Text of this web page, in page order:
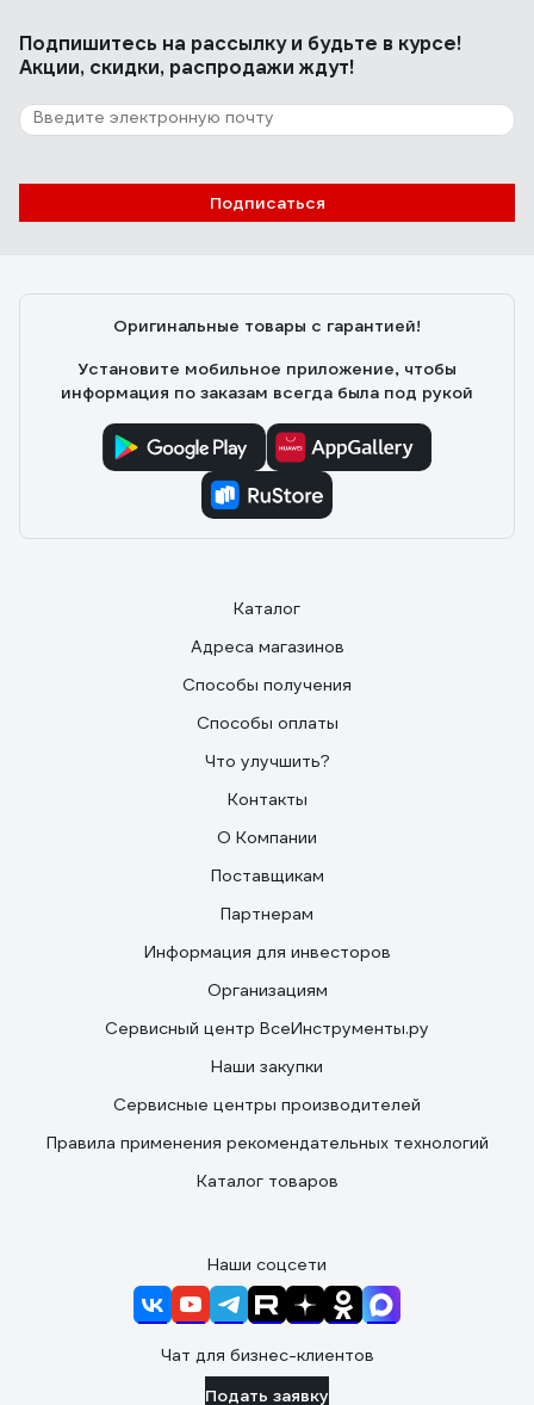
2 отзыва
Отзыв о трубогибе Rothenberger Robull
ME
Подпишитесь на рассылкуи будьте в курсе!
Акции, скидки, распродажи ждут!
Подписаться
Оригинальные товары с гарантией!
Установите мобильное приложение, чтобы
информация по заказам всегда была под рукой
Каталог
Адреса магазинов
Способы получения
Способы оплаты
Что улучшить?
Контакты
О Компании
Поставщикам
Партнерам
Информация для инвесторов
Организациям
Сервисный центр ВсеИнструменты.ру
Наши закупки
Сервисные центры производителей
Правила применения рекомендательных технологий
Каталог товаров
Наши соцсети
Чат для бизнес-клиентов
Подать заявку